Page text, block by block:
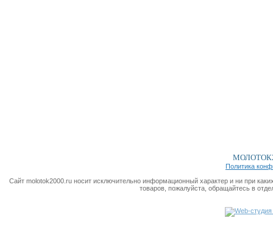
Политика
Сайт molotok2000.ru носит исключительно информационный характер и ни при
товаров, пожалуйста, обращайтесь в